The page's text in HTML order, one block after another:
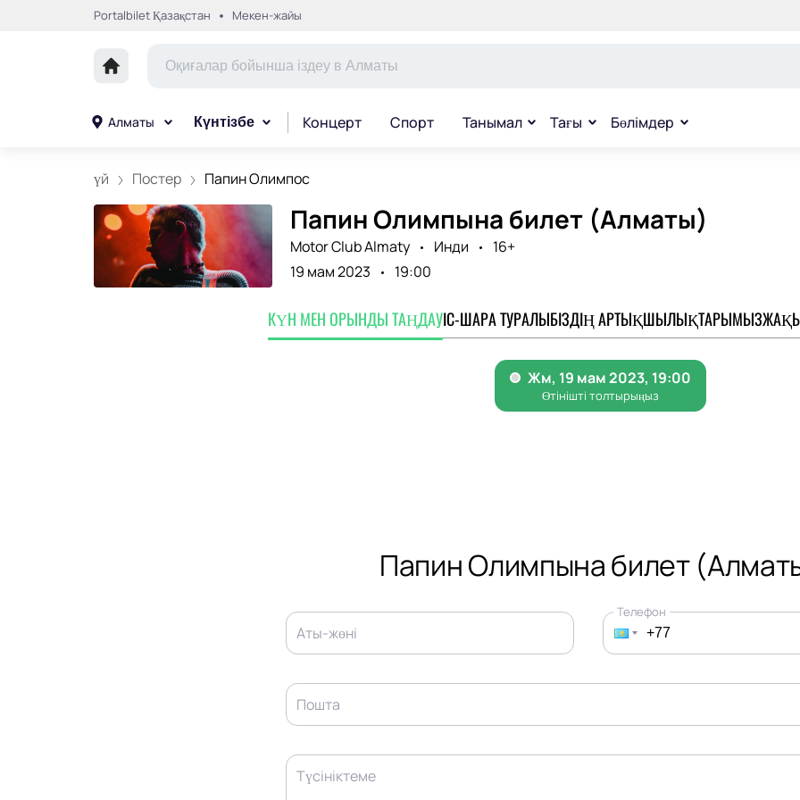
Portalbilet Қазақстан Мекен-жайы
Алматы Күнтізбе Концерт Спорт Танымал Тағы Бөлімдер
үй Постер Папин Олимпос
Папин Олимпына билет (Алматы)
Motor Club Almaty Инди
16+
19 мам 2023
19:00
КҮН МЕН ОРЫНДЫ ТАҢДАУІС-ШАРА ТУРАЛЫБІЗДІҢ АРТЫҚШЫЛЫҚТАРЫМЫЗ
Папин Олимпына билет
Аты-жөні
Телефон
Пошта
Түсініктеме